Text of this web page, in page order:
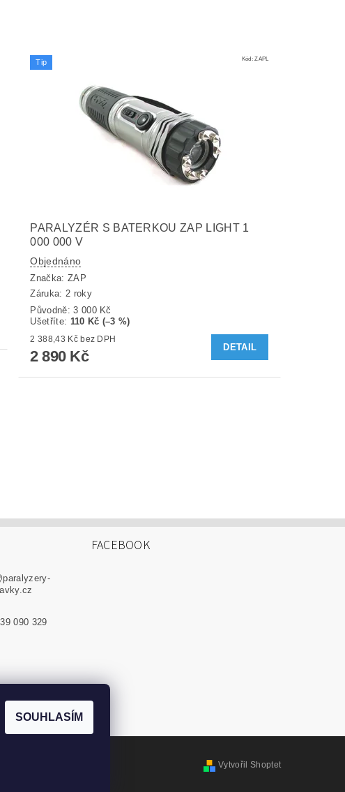
Tip Kód:ZAPL
PARALYZÉR S BATERKOU ZAP LIGHT 1
000 000 V
Objednáno
Značka: ZAP
Záruka: 2 roky
Původně:3 000 Kč
Ušetříte: 110 Kč (–3 %)
2 388,43 Kč bez DPH
2 890 Kč
DETAIL
paralyzery-
090 329
FACEBOOK
Vytvořil Shoptet
SOUHLASÍM